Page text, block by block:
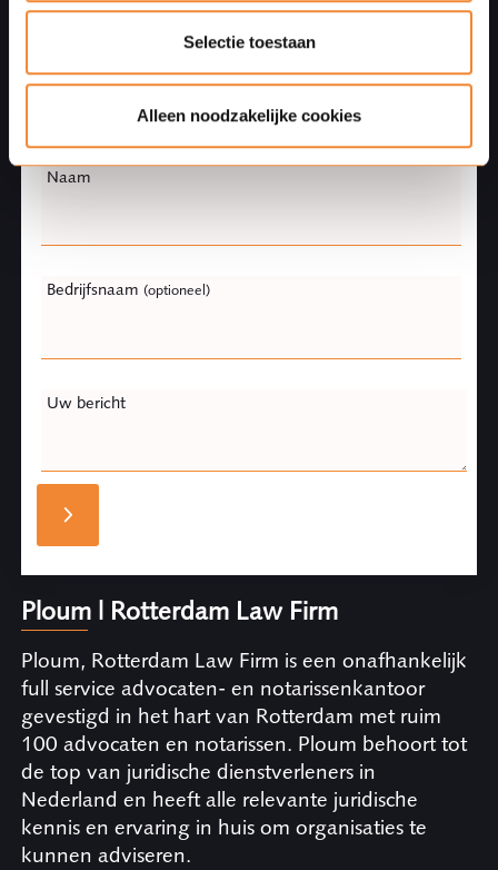
Selectie toestaan
Alleen noodzakelijke cookies
blank
Naam
Bedrijfsnaam (optioneel)
Uw bericht
Ploum | Rotterdam Law Firm
Ploum, Rotterdam Law Firm is een onafhankelijk
full service advocaten- en notarissenkantoor
gevestigd in het hart van Rotterdam met ruim
100 advocaten en notarissen. Ploum behoort tot
de top van juridische dienstverleners in
Nederland en heeft alle relevante juridische
kennis en ervaring in huis om organisaties te
kunnen adviseren.